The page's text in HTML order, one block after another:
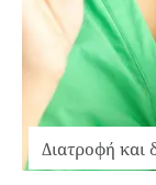
Διατροφή και